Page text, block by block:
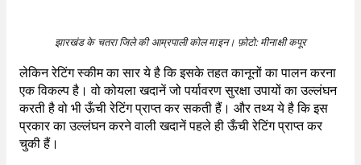
झारखंड के चतरा जिले की आम्रपाली कोल माइन। फ़ोटो: मीनाक्षी कपूर
लेकिन रेटिंग स्कीम का सार ये है कि इसके तहत कानूनों का पालन करना
एक विकल्प है। वो कोयला खदानें जो पर्यावरण सुरक्षा उपायों का उल्लंघन
करती है वो भी ऊँची रेटिंग प्राप्त कर सकती हैं। और तथ्य ये है कि इस
प्रकार का उल्लंघन करने वाली खदानें पहले ही ऊँची रेटिंग प्राप्त कर
चुकी हैं।